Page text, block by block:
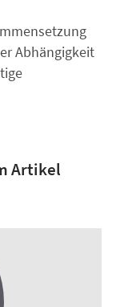
Abhängigkeit
Artikel